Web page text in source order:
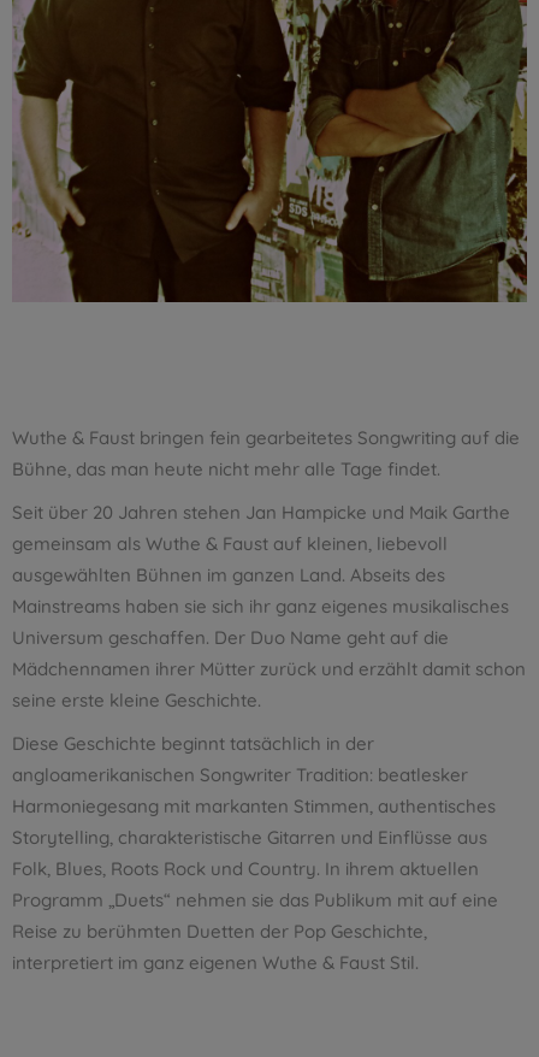
Wuthe & Faust bringen fein gearbeitetes Songwriting auf die
Bühne, das man heute nicht mehr alle Tage findet.
Seit über 20 Jahren stehen Jan Hampicke und Maik Garthe
gemeinsam als Wuthe & Faust auf kleinen, liebevoll
ausgewählten Bühnen im ganzen Land. Abseits des
Mainstreams haben sie sich ihr ganz eigenes musikalisches
Universum geschaffen. Der Duo Name geht auf die
Mädchennamen ihrer Mütter zurück und erzählt damit schon
seine erste kleine Geschichte.
Diese Geschichte beginnt tatsächlich in der
angloamerikanischen Songwriter Tradition: beatlesker
Harmoniegesang mit markanten Stimmen, authentisches
Storytelling, charakteristische Gitarren und Einflüsse aus
Folk, Blues, Roots Rock und Country. In ihrem aktuellen
Programm „Duets“ nehmen sie das Publikum mit auf eine
Reise zu berühmten Duetten der Pop Geschichte,
interpretiert im ganz eigenen Wuthe & Faust Stil.